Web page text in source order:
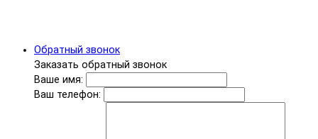
Обратный звонок
Заказать обратный звонок
Ваше имя:
Ваш телефон: